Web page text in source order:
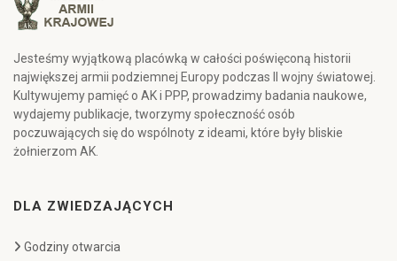
Jesteśmy wyjątkową placówką w całości poświęconą historii
największej armii podziemnej Europy podczas II wojny światowej.
Kultywujemy pamięć o AK i PPP, prowadzimy badania naukowe,
wydajemy publikacje, tworzymy społeczność osób
poczuwających się do wspólnoty z ideami, które były bliskie
żołnierzom AK.
DLA ZWIEDZAJĄCYCH
Godziny otwarcia